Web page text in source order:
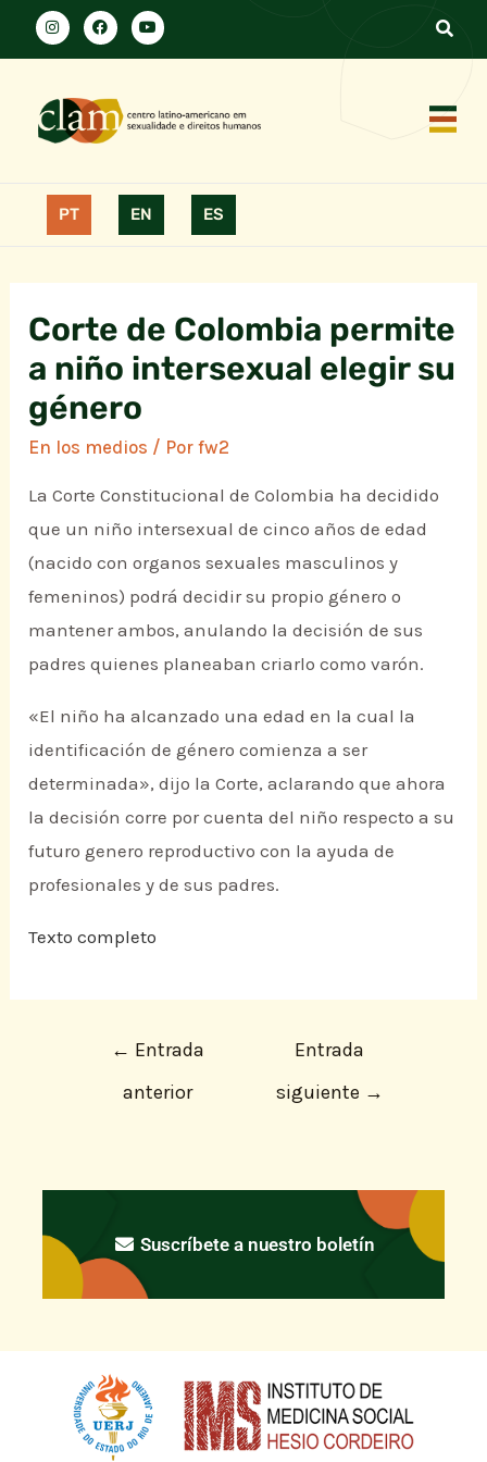
PT EN ES
Corte de Colombia permite
a niño intersexual elegir su
género
En los medios / Porfw2
La Corte Constitucional de Colombia ha decidido
que un niño intersexual de cinco años de edad
(nacido con organos sexuales masculinos y
femeninos) podrá decidir su propio género o
mantener ambos, anulando la decisión de sus
padres quienes planeaban criarlo como varón.
«El niño ha alcanzado una edad en la cual la
identificación de género comienza a ser
determinada», dijo la Corte, aclarando que ahora
la decisión corre por cuenta del niño respecto a su
futuro genero reproductivo con la ayuda de
profesionales y de sus padres.
Texto completo
← Entrada
anterior
Entrada
siguiente →
Suscríbete a nuestro boletín